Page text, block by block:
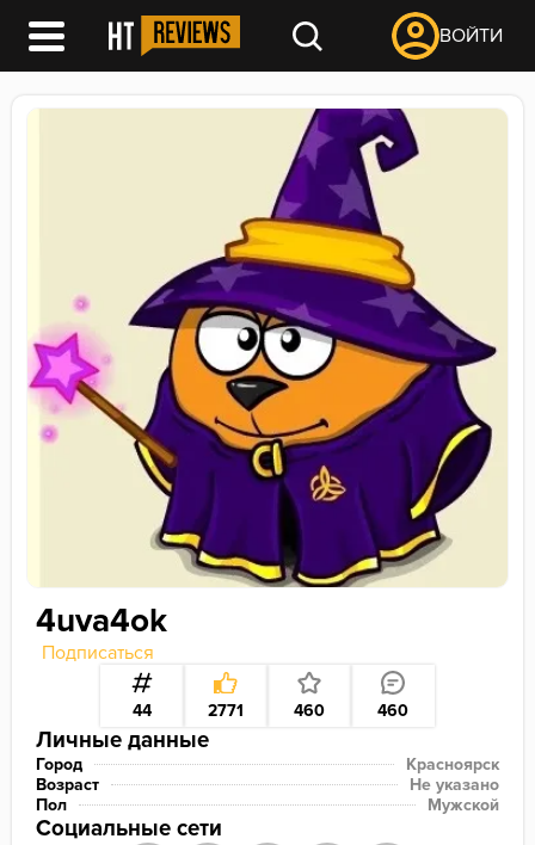
ВОЙТИ
4uva4ok
Подписаться
44 2771 460 460
Личные данные
Город
Красноярск
Возраст
Не указано
Пол
Мужской
Социальные сети